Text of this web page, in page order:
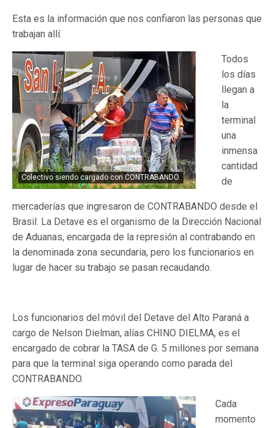
Esta es la información que nos confiaron las personas que
trabajan allí.
Colectivo siendo cargado con CONTRABANDO.
Todos
los días
llegan a
la
terminal
una
inmensa
cantidad
de
mercaderías que ingresaron de CONTRABANDO desde el
Brasil. La Detave es el organismo de la Dirección Nacional
de Aduanas, encargada de la represión al contrabando en
la denominada zona secundaria, pero los funcionarios en
lugar de hacer su trabajo se pasan recaudando.
Los funcionarios del móvil del Detave del Alto Paraná a
cargo de Nelson Dielman, alías CHINO DIELMA, es el
encargado de cobrar la TASA de G. 5 millones por semana
para que la terminal siga operando como parada del
CONTRABANDO.
Cada
momento